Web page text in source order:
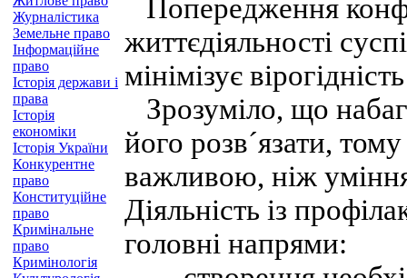
Журналістика
Земельне право
Інформаційне
право
Історія держави і
права
Історія
економіки
Історія України
Конкурентне
право
Конституційне
право
Кримінальне
право
Кримінологія
Попередження
життєдіяльності
мінімізує
Зрозуміло, що
його розв´язати,
важливою, ніж
Діяльність із
головні напрями: